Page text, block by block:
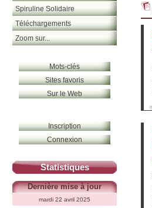
Spiruline Solidaire
Téléchargements
Zoom sur...
Mots-clés
Sites favoris
Sur le Web
Inscription
Connexion
Statistiques
Dernière mise à jour
mardi 22 avril 2025